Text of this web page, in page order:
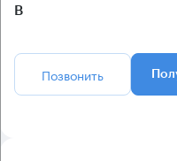
B
Позвонить